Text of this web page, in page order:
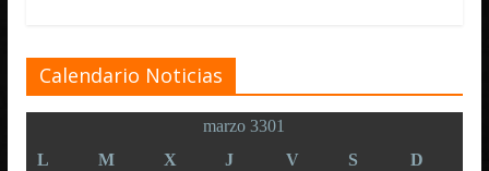
Calendario Noticias
marzo 3301
L
M X J V S D